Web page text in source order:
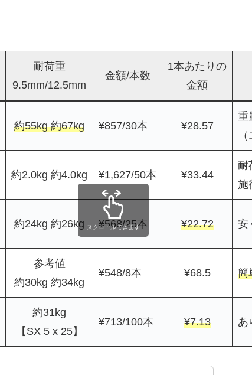
耐荷重
9.5mm/12.5mm
金額/本数
1本あたりの
金額
約55kg 約67kg ¥857/30本 ¥28.57
重
約2.0kg 約4.0kg ¥1,627/50本 ¥33.44
耐
施
約24kg 約26kg ¥568/25本 ¥22.72 安
参考値
約30kg 約34kg
¥548/8本 ¥68.5 簡
約31kg
【SX 5 x 25】
¥713/100本 ¥7.13 あ
スクロールできます